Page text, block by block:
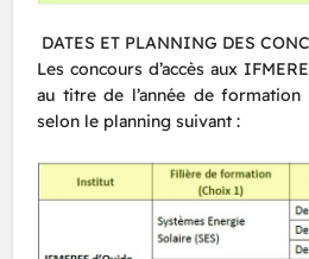
DATES ET PLANNING DES
Les concours d’accès aux
au titre de l’année de
selon le planning suivant :